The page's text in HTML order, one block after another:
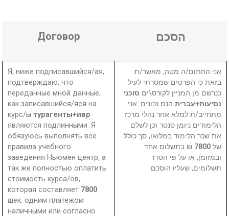
Договор הסכם
Я, ниже подписавшийся/ая,
подтверждаю, что
переданные мной данные,
как записавшийся/яся на
курс/ытурагенты+ивр
являются подлинными. Я
обязуюсь выполнять все
правила учебного
заведения Ньюмен центр, а
так же полностью оплатить
стоимость курса/ов,
которая составляет 7800
шек. одним платежом
наличными или согласно
אני החתום/ה מטה, מאשר/ת
בזאת כי הפרטים שמסרתי לעיל
כנרשם מן המניין לקורס\ים סוכני
נסיעות+עברית הנם נכונים. אני
מתחייב/ת למלא אחר נהלי מרכז
הלימודים ניומן סנטר וכן לשלם
את שכר הלימוד במלואו, סך כולל
של 7800 ₪ בתשלום אחד
ובמזומן, או על פי הסדר
תשלומים, שעליו הוסכם.